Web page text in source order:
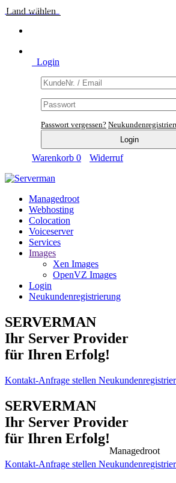
Land wählen
Login
Passwort vergessen?
Warenkorb 0 Widerruf
Managedroot
Webhosting
Colocation
Voiceserver
Services
Images
Xen Images
OpenVZ Images
Login
Neukundenregistrierung
SERVERMAN
Ihr Server Provider
für Ihren Erfolg!
Kontakt-Anfrage stellen
SERVERMAN
Ihr Server Provider
für Ihren Erfolg!
Kontakt-Anfrage stellen
Managedroot